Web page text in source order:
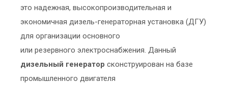
это надежная, высокопроизводительная и
экономичная дизель-генераторная установка (ДГУ)
для организации основного
или резервного электроснабжения. Данный
дизельный генератор сконструирован на базе
промышленного двигателя